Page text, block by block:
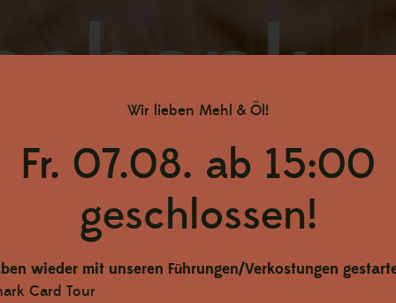
Natur.
Wir lieben Mehl & Öl!
Fr. 07.08. ab 15:00
geschlossen!
wieder mit unseren Führungen/Verkostungen
Card Tour